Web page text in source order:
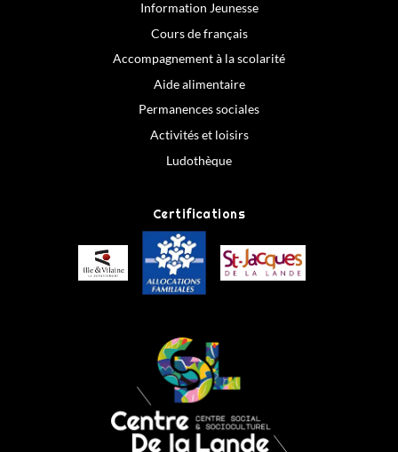
Information Jeunesse
Cours de français
Accompagnement à la scolarité
Aide alimentaire
Permanences sociales
Activités et loisirs
Ludothèque
Certifications